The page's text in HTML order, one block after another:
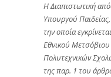
Η Διαπιστωτική
Υπουργού
την οποία
Εθνικού
Πολυτεχνικών
της παρ. 1 του